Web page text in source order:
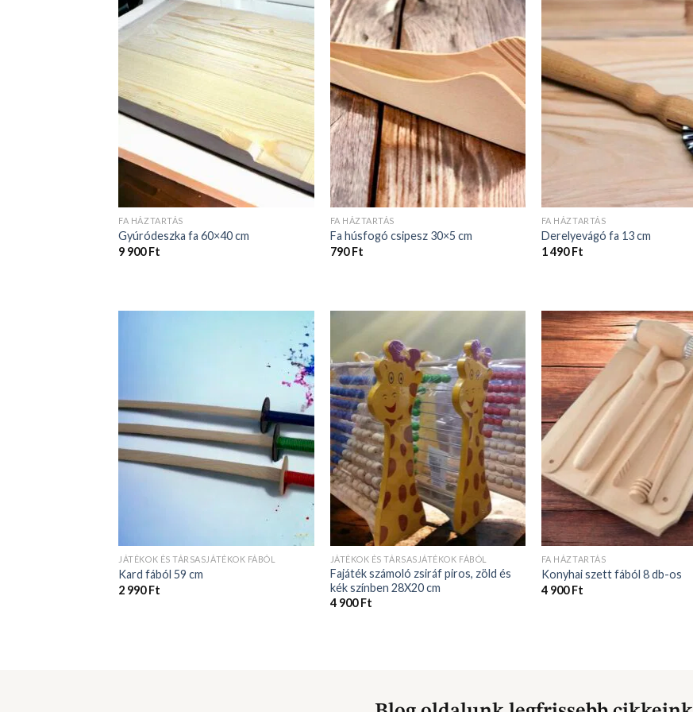
FA HÁZTARTÁS
Gyúródeszka fa 60×40 cm
9 900Ft
FA HÁZTARTÁS
Fa húsfogó csipesz 30×5 cm
790Ft
FA HÁZTARTÁS
Derelyevágó fa 13 cm
1 490Ft
JÁTÉKOK ÉS TÁRSASJÁTÉKOK FÁBÓL
Kard fából 59 cm
2 990Ft
JÁTÉKOK ÉS TÁRSASJÁTÉKOK FÁBÓL
Fajáték számoló zsiráf piros, zöld és
kék színben 28X20 cm
4 900Ft
FA HÁZTARTÁS
Konyhai szett fából 8 db-os
4 900Ft
Blog oldalunk legfrissebb cikkeink